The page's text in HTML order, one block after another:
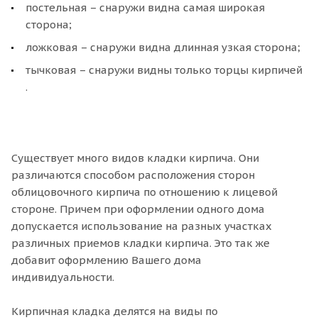
постельная – снаружи видна самая широкая
сторона;
ложковая – снаружи видна длинная узкая сторона;
тычковая – снаружи видны только торцы кирпичей
.
Существует много видов кладки кирпича. Они
различаются способом расположения сторон
облицовочного кирпича по отношению к лицевой
стороне. Причем при оформлении одного дома
допускается использование на разных участках
различных приемов кладки кирпича. Это так же
добавит оформлению Вашего дома
индивидуальности.
Кирпичная кладка делятся на виды по